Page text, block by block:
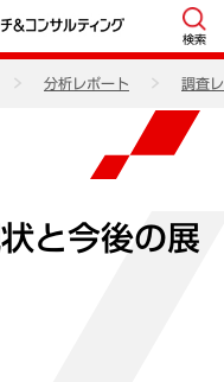
検索
分析レポート 調査
と今後の展